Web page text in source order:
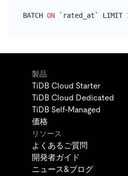
BATCH ON `rated_at` LIMIT
製品
TiDB Cloud Starter
TiDB Cloud Dedicated
TiDB Self-Managed
価格
リソース
よくあるご質問
開発者ガイド
ニュース&ブログ